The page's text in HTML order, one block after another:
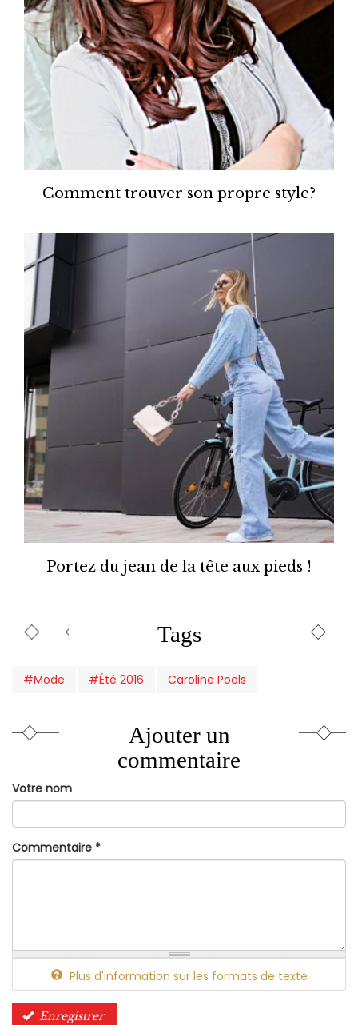
Comment trouver son propre style?
Portez du jean de la tête aux pieds !
Tags
#Mode #Été 2016 Caroline Poels
Ajouter un
commentaire
Votre nom
Commentaire *
Plus d'information sur les formats de texte
Enregistrer